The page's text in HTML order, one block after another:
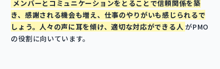
メンバーとコミュニケーションをとることで信頼関係を築
き、感謝される機会も増え、仕事のやりがいも感じられるで
しょう。人々の声に耳を傾け、適切な対応ができる人 がPMO
の役割に向いています。